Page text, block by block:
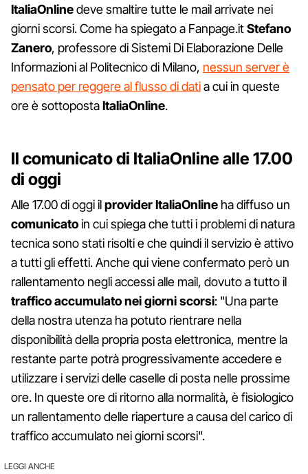
ItaliaOnlinedeve smaltire tutte le mail arrivate nei
giorni scorsi. Come ha spiegato a Fanpage.itStefano
Zanero, professore di Sistemi Di Elaborazione Delle
Informazioni al Politecnico di Milano, nessun server è
pensato per reggere al flusso di datia cui in queste
ore è sottopostaItaliaOnline.
Il comunicato di ItaliaOnline alle 17.00
di oggi
Alle 17.00 di oggi ilprovider ItaliaOnline ha diffuso un
comunicatoin cui spiega che tutti i problemi di natura
tecnica sono stati risolti e che quindi il servizio è attivo
a tutti gli effetti. Anche qui viene confermato però un
rallentamento negli accessi alle mail, dovuto a tutto il
traffico accumulato nei giorni scorsi: "Una parte
della nostra utenza ha potuto rientrare nella
disponibilità della propria posta elettronica, mentre la
restante parte potrà progressivamente accedere e
utilizzare i servizi delle caselle di posta nelle prossime
ore. In queste ore di ritorno alla normalità, è fisiologico
un rallentamento delle riaperture a causa del carico di
traffico accumulato nei giorni scorsi".
LEGGI ANCHE